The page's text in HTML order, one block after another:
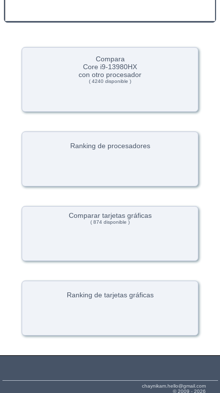
Compara
Core i9-13980HX
con otro procesador
( 4240 disponible )
Ranking de procesadores
Comparar tarjetas gráficas
( 874 disponible )
Ranking de tarjetas gráficas
chaynikam.hello@gmail.com
© 2009 - 2026